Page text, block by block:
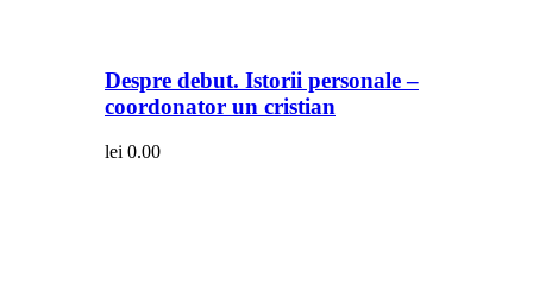
Despre debut. Istorii personale –
coordonator un cristian
lei 0.00